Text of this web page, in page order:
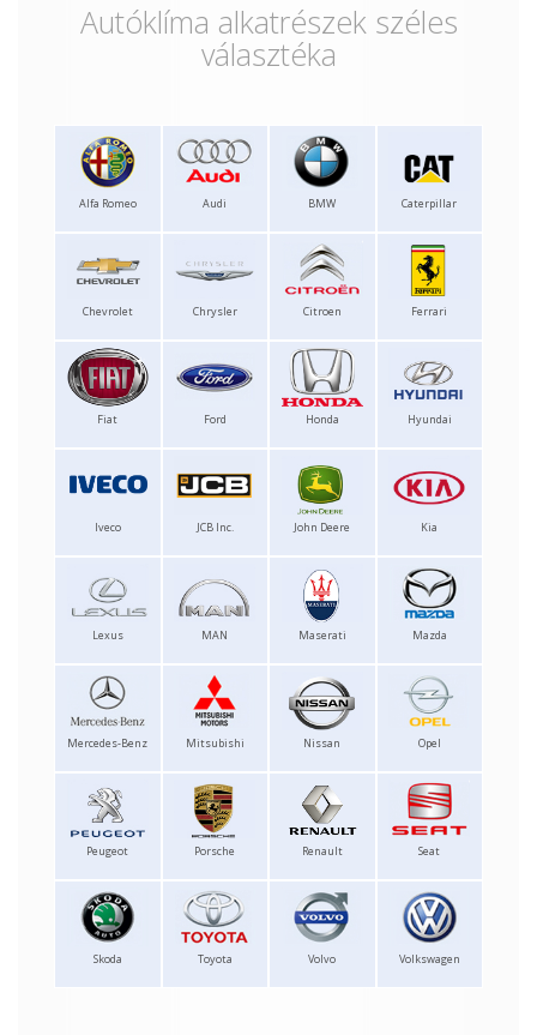
Autóklíma alkatrészek széles
választéka
Alfa Romeo Audi BMW Caterpillar
Chevrolet Chrysler Citroen Ferrari
Fiat Ford Honda Hyundai
Iveco JCB Inc. John Deere Kia
Lexus MAN Maserati Mazda
Mercedes-Benz Mitsubishi Nissan Opel
Peugeot Porsche Renault Seat
Skoda Toyota Volvo Volkswagen